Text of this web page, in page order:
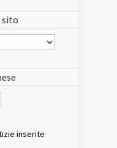
sito
inserite